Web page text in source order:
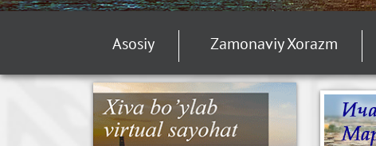
Asosiy Zamonaviy Xorazm